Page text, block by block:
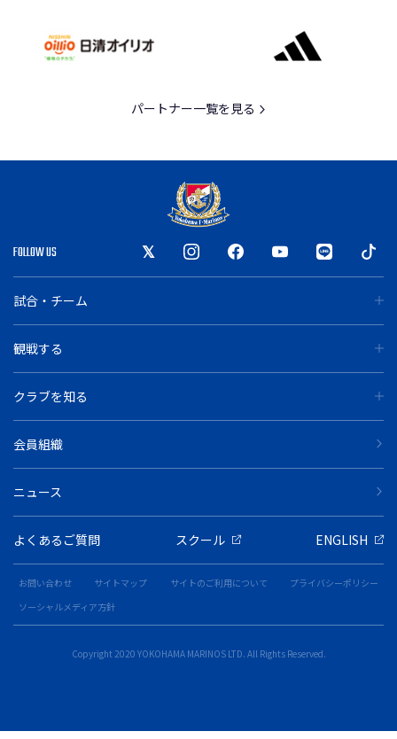
パートナー一覧を見る
FOLLOW US
試合・チーム
観戦する
クラブを知る
会員組織
ニュース
よくあるご質問 スクール ENGLISH
お問い合わせ サイトマップ サイトのご利用について
プライバシーポリシー
ソーシャルメディア方針
Copyright 2020 YOKOHAMA MARINOS LTD. All Rights Reserved.